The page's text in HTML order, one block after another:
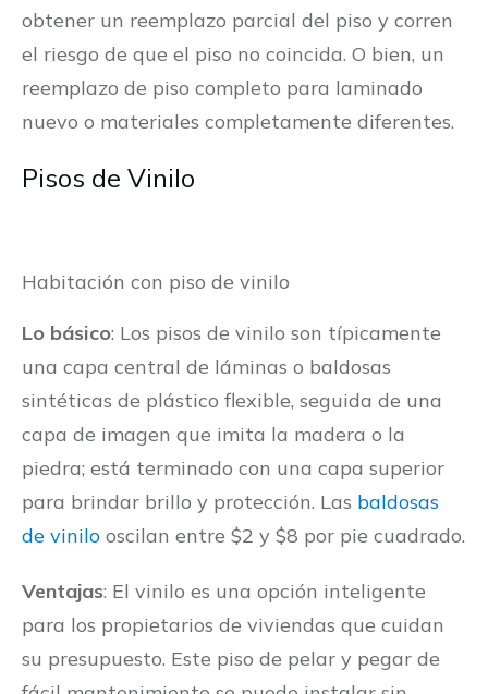
obtener un reemplazo parcial del piso y corren
el riesgo de que el piso no coincida. O bien, un
reemplazo de piso completo para laminado
nuevo o materiales completamente diferentes.
Pisos de Vinilo
Habitación con piso de vinilo
Lo básico: Los pisos de vinilo son típicamente
una capa central de láminas o baldosas
sintéticas de plástico flexible, seguida de una
capa de imagen que imita la madera o la
piedra; está terminado con una capa superior
para brindar brillo y protección. Las baldosas
de vinilo oscilan entre $2 y $8 por pie cuadrado.
Ventajas: El vinilo es una opción inteligente
para los propietarios de viviendas que cuidan
su presupuesto. Este piso de pelar y pegar de